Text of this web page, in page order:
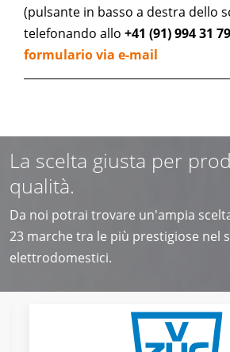
(pulsante in basso a destra dello
telefonando allo +41 (91) 994 31 79
formulario via e-mail
La scelta giusta per
qualità.
Da noi potrai trovare un'ampia
23 marche tra le più prestigiose nel
elettrodomestici.